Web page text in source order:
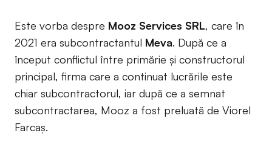
Este vorba despre Mooz Services SRL, care în
2021 era subcontractantul Meva. După ce a
început conflictul între primărie și constructorul
principal, firma care a continuat lucrările este
chiar subcontractorul, iar după ce a semnat
subcontractarea, Mooz a fost preluată de Viorel
Farcaș.